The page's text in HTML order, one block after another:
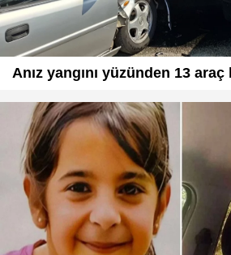
Anız yangını yüzünden 13